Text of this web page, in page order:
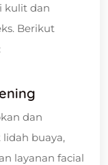
kulit dan
Berikut
dan
buaya,
layanan facial